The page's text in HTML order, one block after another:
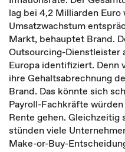
lag bei 4,2 Milliarden Euro
Umsatzwachstum
Markt, behauptet Brand.
Outsourcing-Dienstleister
Europa identifiziert. Denn
ihre Gehaltsabrechnung
Brand. Das könnte sich
Payroll-Fachkräfte
Rente gehen. Gleichzeitig
stünden viele
Make-or-Buy-